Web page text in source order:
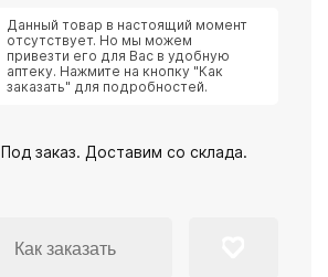
Данный товар в настоящий момент
отсутствует. Но мы можем
привезти его для Вас в удобную
аптеку. Нажмите на кнопку "Как
заказать" для подробностей.
Под заказ. Доставим со склада.
Как заказать